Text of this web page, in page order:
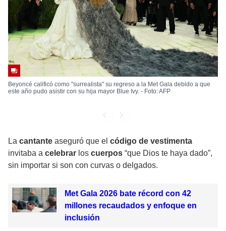
Beyoncé calificó como "surrealista" su regreso a la Met Gala debido a que
este año pudo asistir con su hija mayor Blue Ivy. - Foto: AFP
La cantante aseguró que el código de vestimenta
invitaba a celebrar los cuerpos “que Dios te haya dado”,
sin importar si son con curvas o delgados.
Met Gala 2026 bate récord con 42
millones recaudados y enfoque en
inclusión